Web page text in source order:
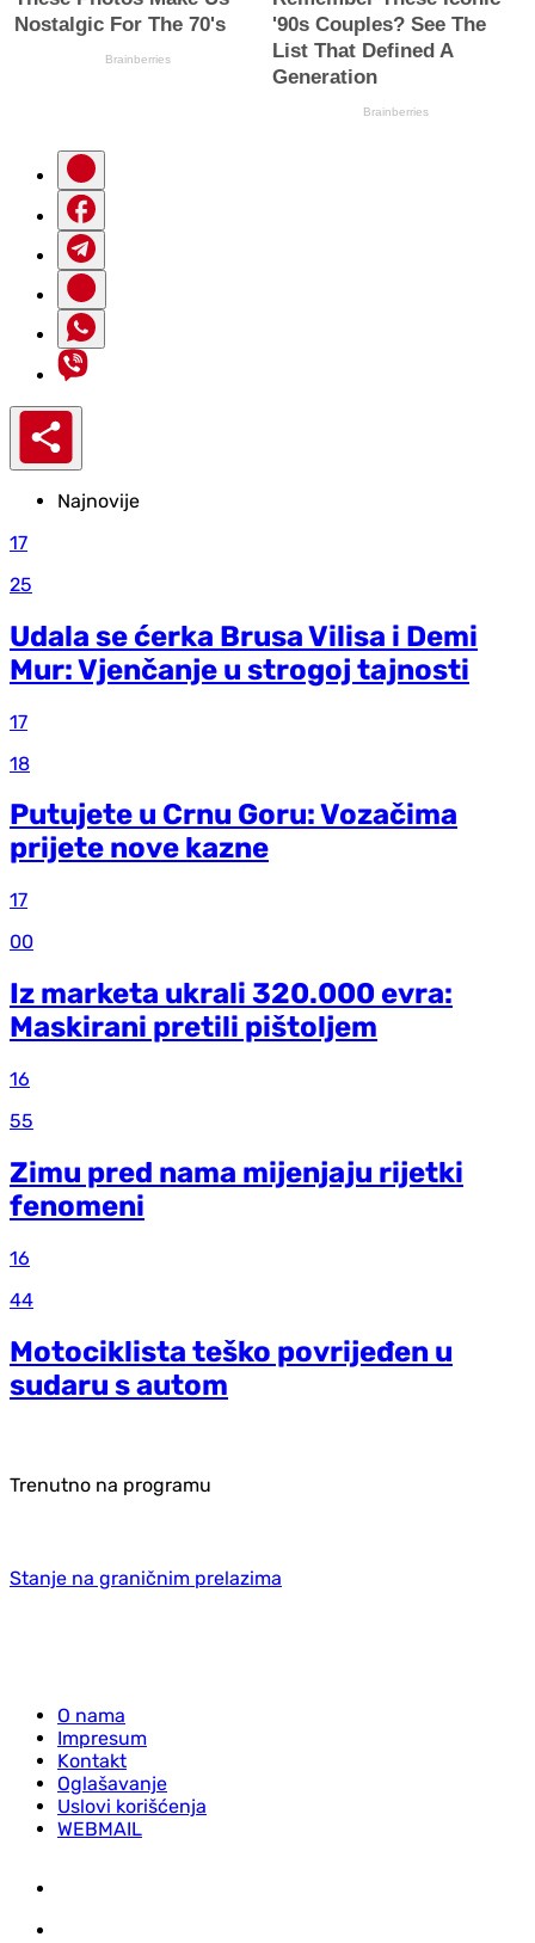
Najnovije
17
25
Udala se ćerka Brusa Vilisa i Demi
Mur: Vjenčanje u strogoj tajnosti
17
18
Putujete u Crnu Goru: Vozačima
prijete nove kazne
17
00
Iz marketa ukrali 320.000 evra:
Maskirani pretili pištoljem
16
55
Zimu pred nama mijenjaju rijetki
fenomeni
16
44
Motociklista teško povrijeđen u
sudaru s autom
Trenutno na programu
Stanje na graničnim prelazima
O nama
Impresum
Kontakt
Oglašavanje
Uslovi korišćenja
WEBMAIL